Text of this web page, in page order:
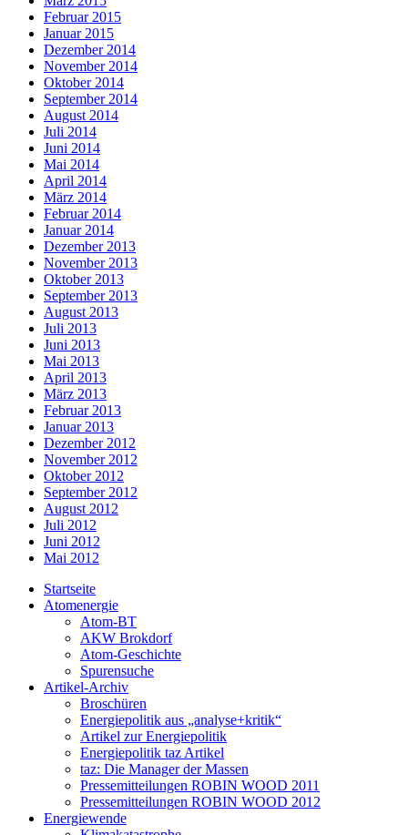
Februar 2015
Januar 2015
Dezember 2014
November 2014
Oktober 2014
September 2014
August 2014
Juli 2014
Juni 2014
Mai 2014
April 2014
März 2014
Februar 2014
Januar 2014
Dezember 2013
November 2013
Oktober 2013
September 2013
August 2013
Juli 2013
Juni 2013
Mai 2013
April 2013
März 2013
Februar 2013
Januar 2013
Dezember 2012
November 2012
Oktober 2012
September 2012
August 2012
Juli 2012
Juni 2012
Mai 2012
Startseite
Atomenergie
Atom-BT
AKW Brokdorf
Atom-Geschichte
Spurensuche
Artikel-Archiv
Broschüren
Energiepolitik aus „analyse+kritik“
Artikel zur Energiepolitik
Energiepolitik taz Artikel
taz: Die Manager der Massen
Pressemitteilungen ROBIN WOOD 2011
Pressemitteilungen ROBIN WOOD 2012
Energiewende